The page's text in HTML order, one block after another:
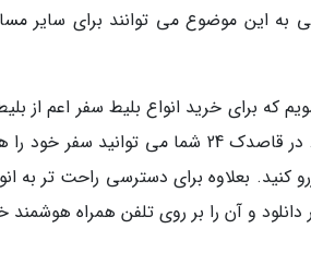
به این موضوع می توانند برای سایر
که برای خرید انواع بلیط سفر اعم از
سایت قاصدک 24 بزنید. در قاصدک 24
کنید. بعلاوه برای دسترسی راحت تر به